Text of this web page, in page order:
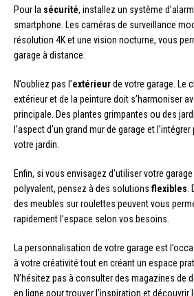
Pour la sécurité, installez un système
smartphone. Les caméras de surveillance
résolution 4K et une vision nocturne, vous
garage à distance.
N’oubliez pas l’extérieurde votre garage. Le
extérieur et de la peinture doit s’harmoniser
principale. Des plantes grimpantes ou des
l’aspect d’un grand mur de garage et
votre jardin.
Enfin, si vous envisagez d’utiliser votre
polyvalent, pensez à des solutions flexibles
des meubles sur roulettes peuvent vous
rapidement l’espace selon vos besoins.
La personnalisation de votre garage est
à votre créativité tout en créant un espace
N’hésitez pas à consulter des magazines de
en ligne pour trouver l’inspiration et découvrir